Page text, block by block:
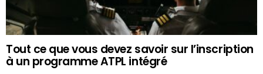
Tout ce que vous devez savoir sur l’inscription
à un programme ATPL intégré